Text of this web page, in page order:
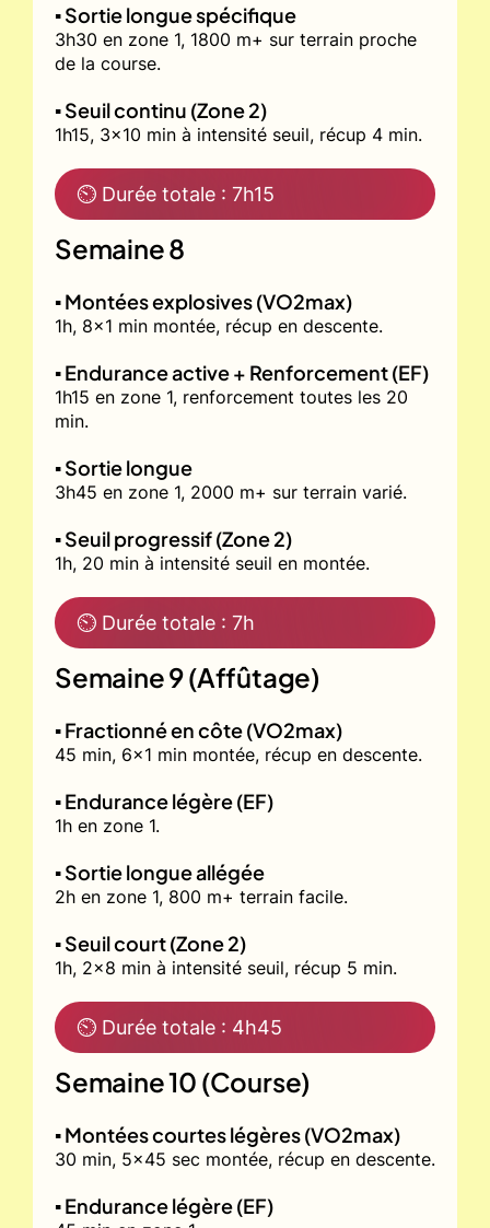
▪️ Sortie longue spécifique
3h30 en zone 1, 1800 m+ sur terrain proche
de la course.
▪️ Seuil continu (Zone 2)
1h15, 3x10 min à intensité seuil, récup 4 min.
⏲ Durée totale : 7h15
Semaine 8
▪️ Montées explosives (VO2max)
1h, 8x1 min montée, récup en descente.
▪️ Endurance active + Renforcement (EF)
1h15 en zone 1, renforcement toutes les 20
min.
▪️ Sortie longue
3h45 en zone 1, 2000 m+ sur terrain varié.
▪️ Seuil progressif (Zone 2)
1h, 20 min à intensité seuil en montée.
⏲ Durée totale : 7h
Semaine 9 (Affûtage)
▪️ Fractionné en côte (VO2max)
45 min, 6x1 min montée, récup en descente.
▪️ Endurance légère (EF)
1h en zone 1.
▪️ Sortie longue allégée
2h en zone 1, 800 m+ terrain facile.
▪️ Seuil court (Zone 2)
1h, 2x8 min à intensité seuil, récup 5 min.
⏲ Durée totale : 4h45
Semaine 10 (Course)
▪️ Montées courtes légères (VO2max)
30 min, 5x45 sec montée, récup en descente.
▪️ Endurance légère (EF)